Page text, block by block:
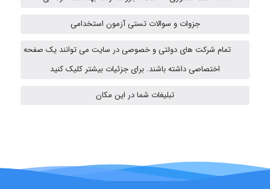
nima5534
Hasan haghparast
جزوات و سوالات تستی آزمون استخدامی
تمام شرکت های دولتی و خصوصی در سایت می توانند یک صفحه
اختصاصی داشته باشند. برای جزئیات بیشتر کلیک کنید
تبلیغات شما در این مکان